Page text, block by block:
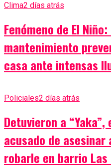
Clima2 días atrás
Fenómeno de El
mantenimiento
casa ante intensas
Policiales2 días atrás
Detuvieron a
acusado de
robarle en barrio Las